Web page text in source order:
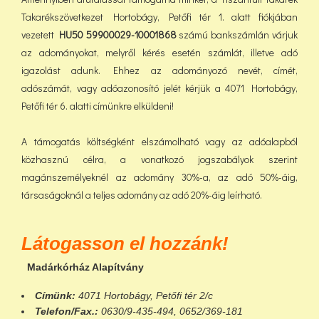
Takarékszövetkezet Hortobágy, Petőfi tér 1. alatt fiókjában
vezetett HU50 59900029-10001868számú bankszámlán várjuk
az adományokat, melyről kérés esetén számlát, illetve adó
igazolást adunk. Ehhez az adományozó nevét, címét,
adószámát, vagy adóazonosító jelét kérjük a 4071 Hortobágy,
Petőfi tér 6. alatti címünkre elküldeni!
A támogatás költségként elszámolható vagy az adóalapból
közhasznú célra, a vonatkozó jogszabályok szerint
magánszemélyeknél az adomány 30%-a, az adó 50%-áig,
társaságoknál a teljes adomány az adó 20%-áig leírható.
Látogasson el hozzánk!
Madárkórház Alapítvány
Címünk: 4071 Hortobágy, Petőfi tér 2/c
Telefon/Fax.: 0630/9-435-494, 0652/369-181